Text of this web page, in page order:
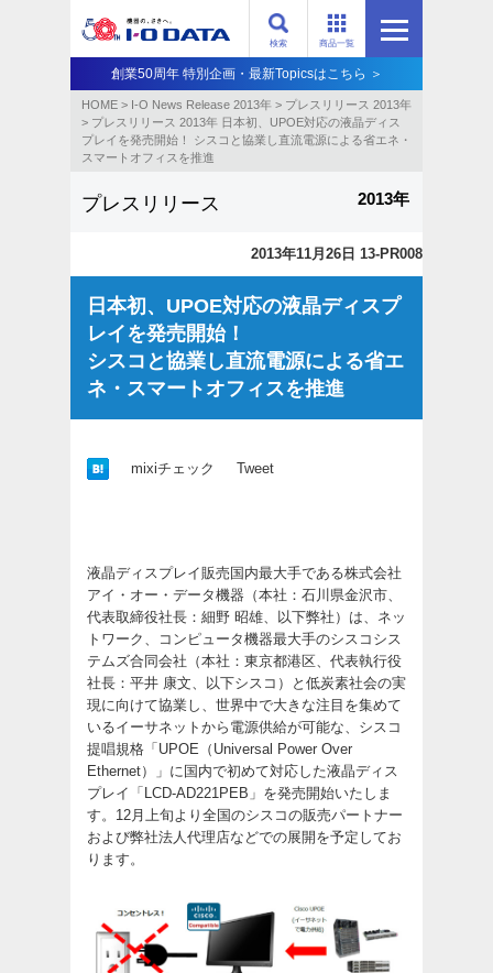
商品一覧
検索
創業50周年 特別企画・最新Topicsはこちら ＞
HOME > I-O News Release 2013年 > プレスリリース 2013年
> プレスリリース 2013年 日本初、UPOE対応の液晶ディス
プレイを発売開始！ シスコと協業し直流電源による省エネ・
スマートオフィスを推進
プレスリリース 2013年
2013年11月26日 13-PR008
日本初、UPOE対応の液晶ディスプ
レイを発売開始！
シスコと協業し直流電源による省エ
ネ・スマートオフィスを推進
mixiチェック Tweet
液晶ディスプレイ販売国内最大手である株式会社
アイ・オー・データ機器（本社：石川県金沢市、
代表取締役社長：細野 昭雄、以下弊社）は、ネッ
トワーク、コンピュータ機器最大手のシスコシス
テムズ合同会社（本社：東京都港区、代表執行役
社長：平井 康文、以下シスコ）と低炭素社会の実
現に向けて協業し、世界中で大きな注目を集めて
いるイーサネットから電源供給が可能な、シスコ
提唱規格「UPOE（Universal Power Over
Ethernet）」に国内で初めて対応した液晶ディス
プレイ「LCD-AD221PEB」を発売開始いたしま
す。12月上旬より全国のシスコの販売パートナー
および弊社法人代理店などでの展開を予定してお
ります。